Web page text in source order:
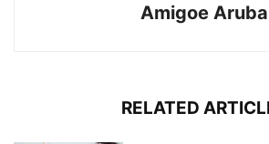
Amigoe Aruba
RELATED